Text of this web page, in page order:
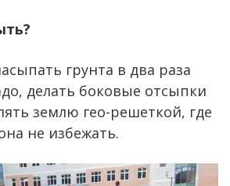
грунта в два раза
делать боковые отсыпки
землю гео-решеткой, где
не избежать.